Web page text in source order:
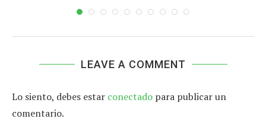
LEAVE A COMMENT
Lo siento, debes estar conectado para publicar un
comentario.